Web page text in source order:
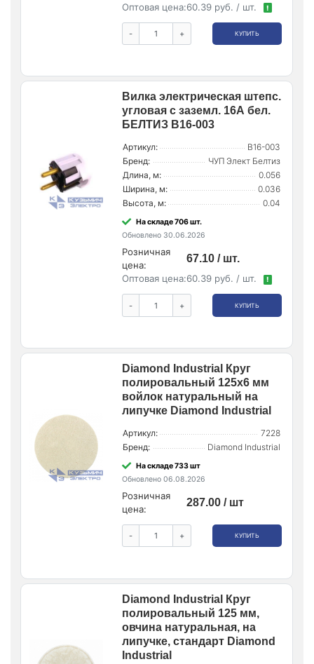
Оптовая цена:60.39 руб. / шт. !
- + КУПИТЬ
Вилка электрическая штепс.
угловая с заземл. 16А бел.
БЕЛТИЗ В16-003
Артикул:
В16-003
Бренд:
ЧУП Элект Белтиз
Длина, м:
0.056
Ширина, м:
0.036
Высота, м:
0.04
На складе 706 шт.
Обновлено 30.06.2026
Розничная
цена:
67.10 / шт.
Оптовая цена:60.39 руб. / шт. !
- + КУПИТЬ
Diamond Industrial Круг
полировальный 125х6 мм
войлок натуральный на
липучке Diamond Industrial
Артикул:
7228
Бренд:
Diamond Industrial
На складе 733 шт
Обновлено 06.08.2026
Розничная
цена:
287.00 / шт
- + КУПИТЬ
Diamond Industrial Круг
полировальный 125 мм,
овчина натуральная, на
липучке, стандарт Diamond
Industrial